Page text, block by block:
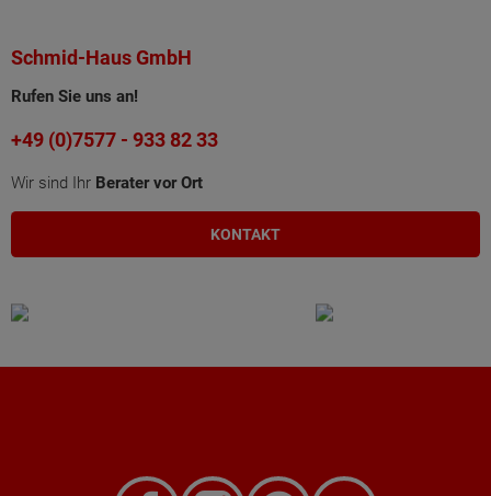
Schmid-Haus GmbH
Rufen Sie uns an!
+49 (0)7577 - 933 82 33
Wir sind Ihr Berater vor Ort
KONTAKT